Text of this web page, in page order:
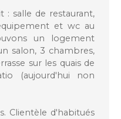
: salle de restaurant,
et wc au
un logement
salon, 3 chambres,
sur les quais de
(aujourd'hui non
Clientèle d'habitués